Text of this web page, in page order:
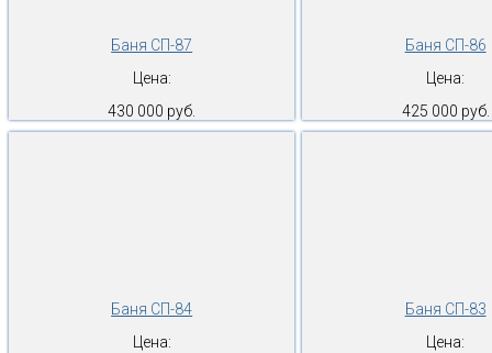
Баня СП-87
Цена:
430 000 руб.
Баня СП-86
Цена:
425 000 руб.
Баня СП-84
Цена:
Баня СП-83
Цена: